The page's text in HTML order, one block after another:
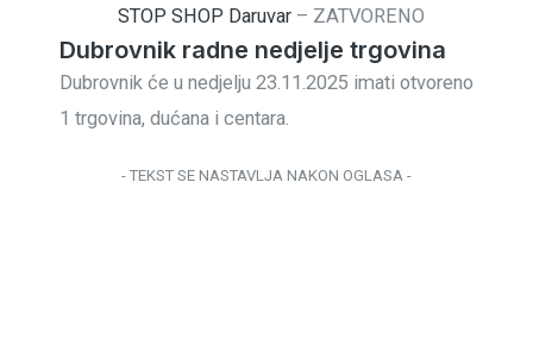
STOP SHOP Daruvar – ZATVORENO
Dubrovnik radne nedjelje trgovina
Dubrovnik će u nedjelju 23.11.2025 imati otvoreno
1 trgovina, dućana i centara.
- TEKST SE NASTAVLJA NAKON OGLASA -